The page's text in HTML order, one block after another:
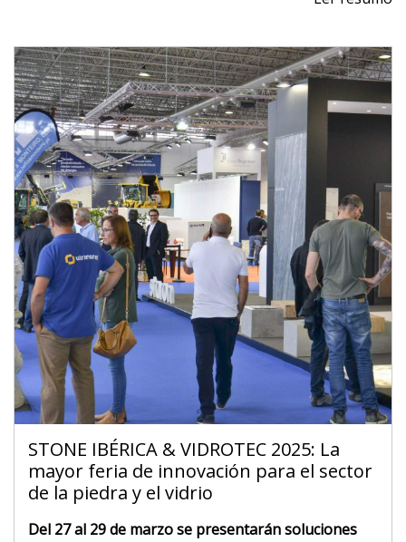
Suelos y Revestimientos para la Construcción
Máquinas, Herramientas, Accesorios y Tecnologías
para el Vidrio
Del 27 al 29 de marzo de 2025 - EXPONOR, Matosinhos,
Porto
De jueves a sábado, de 10h a 19h
STONE IBÉRICA & VIDROTEC 2025: La
mayor feria de innovación para el sector
de la piedra y el vidrio
Del 27 al 29 de marzo se presentarán soluciones